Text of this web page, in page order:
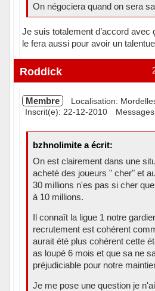
On négociera quand on sera
Je suis totalement d’accord avec
le fera aussi pour avoir un
Hors ligne
Roddick
Membre
Localisation:
Inscrit(e): 22-12-2010
bzhnolimite a écrit:
On est clairement dans une
acheté des joueurs " cher" et
30 millions n'es pas si cher
à 10 millions.
Il connaît la ligue 1 notre
recrutement est cohérent
aurait été plus cohérent cette
as loupé 6 mois et que sa ne
préjudiciable pour notre
Je me pose une question je